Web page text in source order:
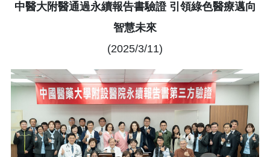
中醫大附醫通過永續報告書驗證 引領綠色醫療邁向
智慧未來
(2025/3/11)